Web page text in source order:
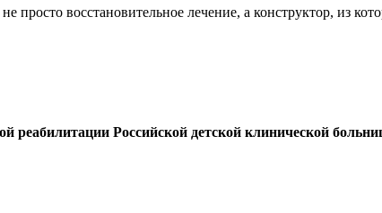
восстановительное лечение, а конструктор, из
реабилитации Российской детской клинической